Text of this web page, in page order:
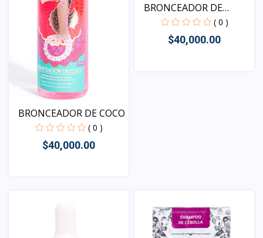
BRONCEADOR DE COCO
( 0 )
$40,000.00
BRONCEADOR DE
ZANAHORIA...
( 0 )
$40,000.00